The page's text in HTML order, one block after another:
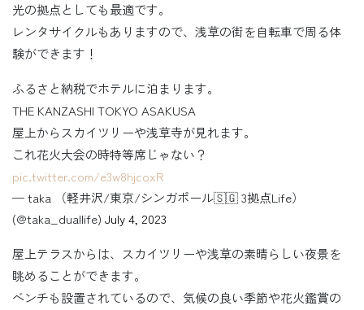
光の拠点としても最適です。
レンタサイクルもありますので、浅草の街を自転車で周る体
験ができます！
ふるさと納税でホテルに泊まります。
THE KANZASHI TOKYO ASAKUSA
屋上からスカイツリーや浅草寺が見れます。
これ花火大会の時特等席じゃない？
pic.twitter.com/e3w8hjcoxR
— taka （軽井沢/東京/シンガポール🇸🇬 3拠点Life）
(@taka_duallife) July 4, 2023
屋上テラスからは、スカイツリーや浅草の素晴らしい夜景を
眺めることができます。
ベンチも設置されているので、気候の良い季節や花火鑑賞の